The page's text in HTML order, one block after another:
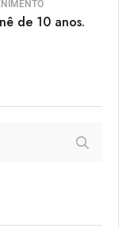
de 10 anos.